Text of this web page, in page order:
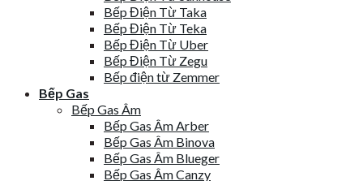
Bếp Điện Từ Taka
Bếp Điện Từ Teka
Bếp Điện Từ Uber
Bếp Điện Từ Zegu
Bếp điện từ Zemmer
Bếp Gas
Bếp Gas Âm
Bếp Gas Âm Arber
Bếp Gas Âm Binova
Bếp Gas Âm Blueger
Bếp Gas Âm Canzy